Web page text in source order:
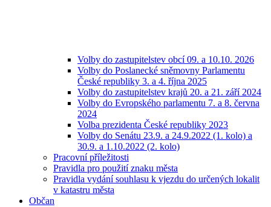
Volby do zastupitelstev obcí 09. a 10.10. 2026
Volby do Poslanecké sněmovny Parlamentu
České republiky 3. a 4. října 2025
Volby do zastupitelstev krajů 20. a 21. září 2024
Volby do Evropského parlamentu 7. a 8. června
2024
Volba prezidenta České republiky 2023
Volby do Senátu 23.9. a 24.9.2022 (1. kolo) a
30.9. a 1.10.2022 (2. kolo)
Pracovní příležitosti
Pravidla pro použití znaku města
Pravidla vydání souhlasu k vjezdu do určených lokalit
v katastru města
Občan